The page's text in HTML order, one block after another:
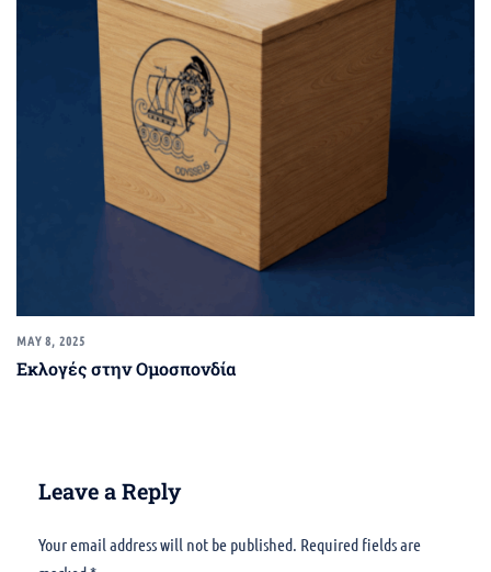
MAY 8, 2025
Εκλογές στην Ομοσπονδία
Leave a Reply
Your email address will not be published. Required fields are
Alternative: